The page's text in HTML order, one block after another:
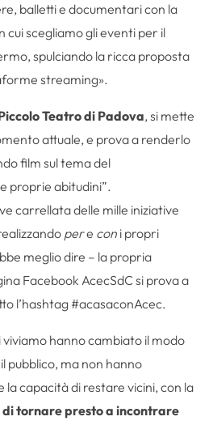
balletti e documentari con la
cui scegliamo gli eventi per il
spulciando la ricca proposta
streaming».
Teatro di Padova, si mette
attuale, e prova a renderlo
film sul tema del
proprie abitudini”.
carrellata delle mille iniziative
pere con i propri
meglio dire – la propria
Facebook AcecSdC si prova a
l’hashtag #acasaconAcec.
viviamo hanno cambiato il modo
pubblico, ma non hanno
la capacità di restare vicini, con la
tornare presto a incontrare